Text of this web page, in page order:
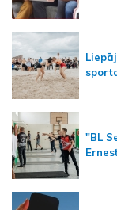
"BL